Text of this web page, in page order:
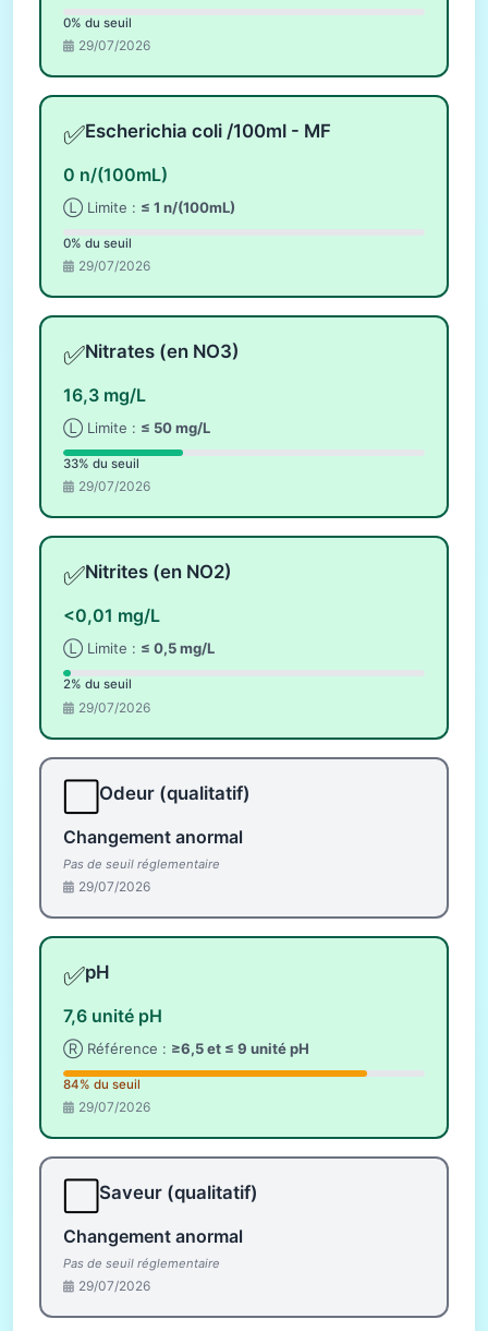
0% du seuil
29/07/2026
✅Escherichia coli /100ml - MF
0 n/(100mL)
Ⓛ Limite : ≤ 1 n/(100mL)
0% du seuil
29/07/2026
✅Nitrates (en NO3)
16,3 mg/L
Ⓛ Limite : ≤ 50 mg/L
33% du seuil
29/07/2026
✅Nitrites (en NO2)
<0,01 mg/L
Ⓛ Limite : ≤ 0,5 mg/L
2% du seuil
29/07/2026
Odeur (qualitatif)
Changement anormal
Pas de seuil réglementaire
29/07/2026
✅pH
7,6 unité pH
Ⓡ Référence : ≥6,5 et ≤ 9 unité pH
84% du seuil
29/07/2026
Saveur (qualitatif)
Changement anormal
Pas de seuil réglementaire
29/07/2026